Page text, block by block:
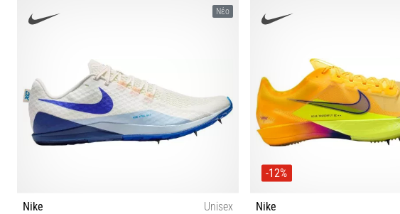
36⅔ 37⅓ 38⅔ 39⅓ 40 40⅔ 41⅓
Νέο
Nike Unisex
-12%
Nike